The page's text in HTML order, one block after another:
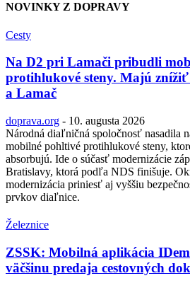
NOVINKY Z DOPRAVY
Cesty
Na D2 pri Lamači pribudli
protihlukové steny. Majú
a Lamač
doprava.org - 10. augusta 2026
Národná diaľničná spoločnosť nasadila
mobilné pohltivé protihlukové steny,
absorbujú. Ide o súčasť modernizácie
Bratislavy, ktorá podľa NDS finišuje.
modernizácia priniesť aj vyššiu
prvkov diaľnice.
Železnice
ZSSK: Mobilná aplikácia
väčšinu predaja cestovných